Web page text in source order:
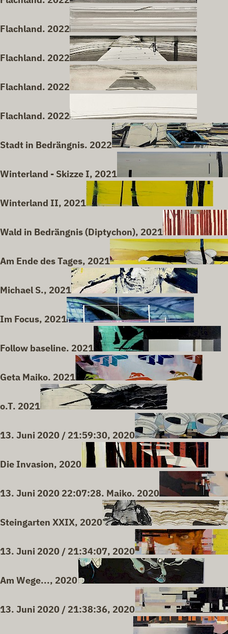
Flachland. 2022
Flachland. 2022
Flachland. 2022
Flachland. 2022
Stadt in Bedrängnis. 2022
Winterland - Skizze I, 2021
Winterland II, 2021
Wald in Bedrängnis (Diptychon), 2021
Am Ende des Tages, 2021
Michael S., 2021
Im Focus, 2021
Follow baseline. 2021
Geta Maiko. 2021
o.T. 2021
13. Juni 2020 / 21:59:30, 2020
Die Invasion, 2020
13. Juni 2020 22:07:28. Maiko. 2020
Steingarten XXIX, 2020
13. Juni 2020 / 21:34:07, 2020
Am Wege..., 2020
13. Juni 2020 / 21:38:36, 2020